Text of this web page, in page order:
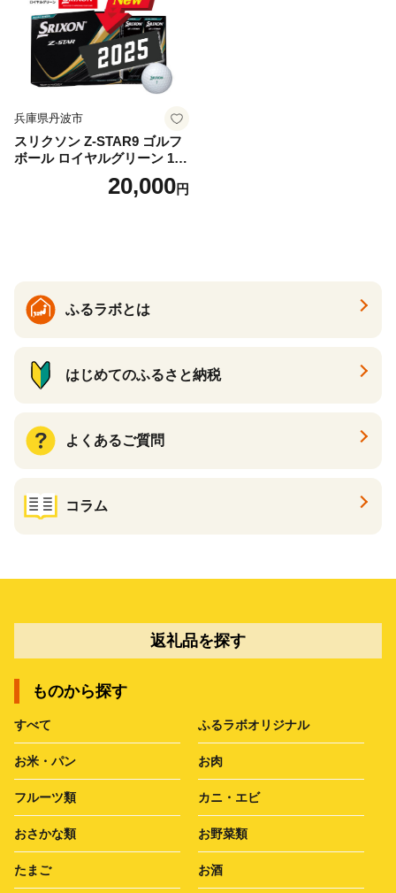
兵庫県丹波市
スリクソン Z-STAR9 ゴルフ
ボール ロイヤルグリーン 1ダ
ース 12球 兵庫県丹波市 ふる
20,000円
ふるラボとは
はじめてのふるさと納税
よくあるご質問
コラム
返礼品を探す
ものから探す
すべて ふるラボオリジナル
お米・パン お肉
フルーツ類 カニ・エビ
おさかな類 お野菜類
たまご お酒